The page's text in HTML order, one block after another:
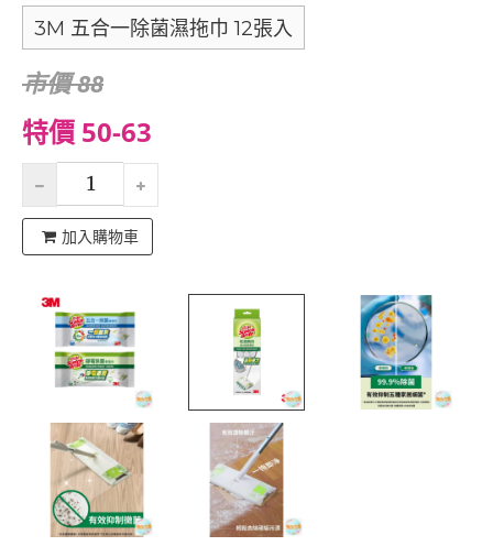
3M 五合一除菌濕拖巾 12張入
市價 88
特價 50-63
加入購物車